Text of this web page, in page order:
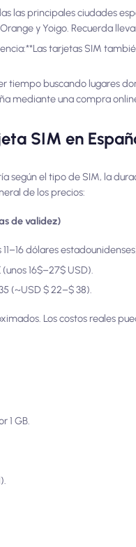
las principales ciudades
y Yoigo. Recuerda
tarjetas SIM
tiempo buscando lugares
mediante una compra
SIM en
según el tipo de SIM, la
de los precios:
de validez)
dólares
16$–27$ USD).
(~USD $ 22–$ 38).
Los costos reales
1 GB.